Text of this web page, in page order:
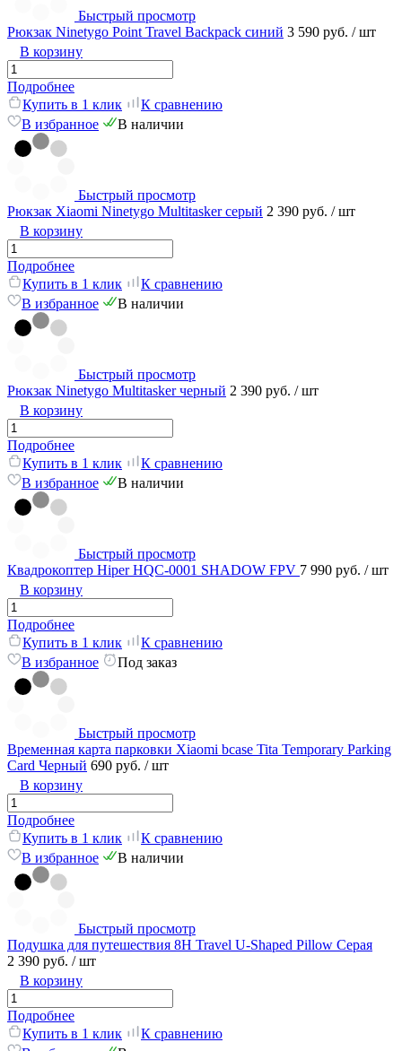
Быстрый просмотр
Рюкзак Ninetygo Point Travel Backpack синий 3 590 руб. / шт
В корзину
Подробнее
Купить в 1 клик
К сравнению
В избранное
В наличии
Быстрый просмотр
Рюкзак Xiaomi Ninetygo Multitasker серый 2 390 руб. / шт
В корзину
Подробнее
Купить в 1 клик
К сравнению
В избранное
В наличии
Быстрый просмотр
Рюкзак Ninetygo Multitasker черный 2 390 руб. / шт
В корзину
Подробнее
Купить в 1 клик
К сравнению
В избранное
В наличии
Быстрый просмотр
Квадрокоптер Hiper HQC-0001 SHADOW FPV 7 990 руб. / шт
В корзину
Подробнее
Купить в 1 клик
К сравнению
В избранное
Под заказ
Быстрый просмотр
Временная карта парковки Xiaomi bcase Tita Temporary Parking
Card Черный 690 руб. / шт
В корзину
Подробнее
Купить в 1 клик
К сравнению
В избранное
В наличии
Быстрый просмотр
Подушка для путешествия 8H Travel U-Shaped Pillow Серая
2 390 руб. / шт
В корзину
Подробнее
Купить в 1 клик
К сравнению